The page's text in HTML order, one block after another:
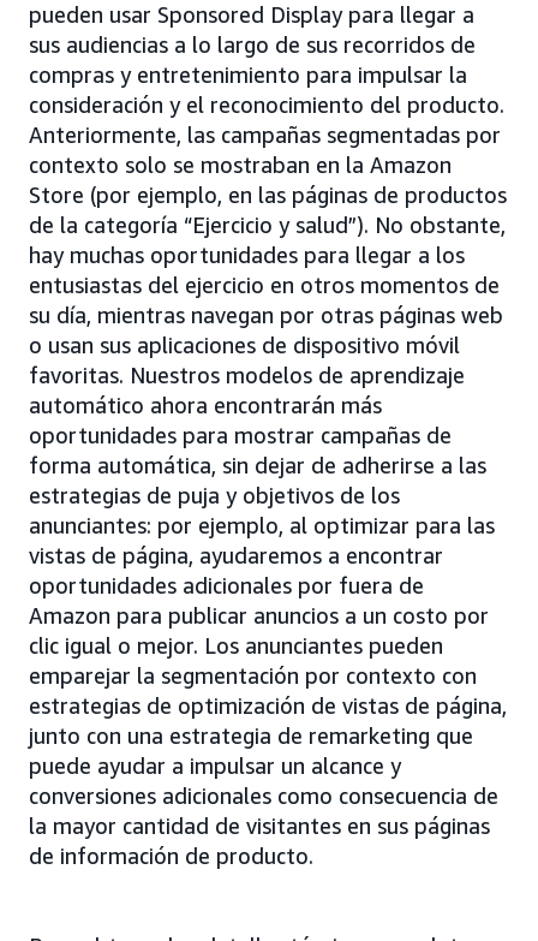
pueden usar Sponsored Display para llegar a
sus audiencias a lo largo de sus recorridos de
compras y entretenimiento para impulsar la
consideración y el reconocimiento del producto.
Anteriormente, las campañas segmentadas por
contexto solo se mostraban en la Amazon
Store (por ejemplo, en las páginas de productos
de la categoría “Ejercicio y salud”). No obstante,
hay muchas oportunidades para llegar a los
entusiastas del ejercicio en otros momentos de
su día, mientras navegan por otras páginas web
o usan sus aplicaciones de dispositivo móvil
favoritas. Nuestros modelos de aprendizaje
automático ahora encontrarán más
oportunidades para mostrar campañas de
forma automática, sin dejar de adherirse a las
estrategias de puja y objetivos de los
anunciantes: por ejemplo, al optimizar para las
vistas de página, ayudaremos a encontrar
oportunidades adicionales por fuera de
Amazon para publicar anuncios a un costo por
clic igual o mejor. Los anunciantes pueden
emparejar la segmentación por contexto con
estrategias de optimización de vistas de página,
junto con una estrategia de remarketing que
puede ayudar a impulsar un alcance y
conversiones adicionales como consecuencia de
la mayor cantidad de visitantes en sus páginas
de información de producto.